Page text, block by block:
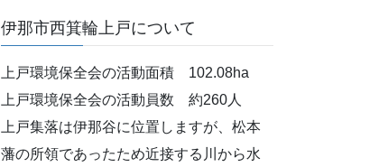
伊那市西箕輪上戸について
上戸環境保全会の活動面積 102.08ha
上戸環境保全会の活動員数 約260人
上戸集落は伊那谷に位置しますが、松本
藩の所領であったため近接する川から水